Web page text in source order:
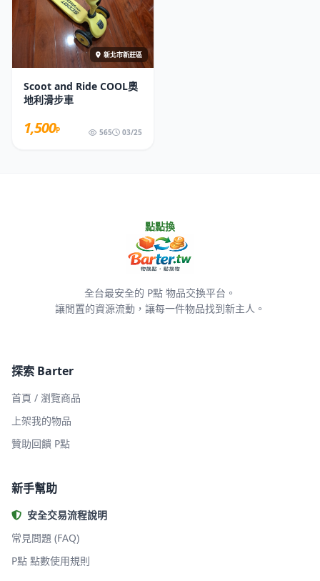
新北市新莊區
Scoot and Ride COOL奧
地利滑步車
1,500P 565 03/25
點點換
全台最安全的 P點 物品交換平台。
讓閒置的資源流動，讓每一件物品找到新主人。
探索 Barter
首頁 / 瀏覽商品
上架我的物品
贊助回饋 P點
新手幫助
安全交易流程說明
常見問題 (FAQ)
P點 點數使用規則